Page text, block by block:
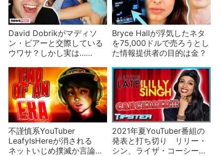
David Dobrikがマディソ
ン・ビアーと交際している
ウワサ？しかし実は……
Bryce Hallが浮気したネタ
を75,000ドルで売ろうとし
た情報提供者の目的は金？
不謹慎系YouTuber
LeafyIsHereが消される
ネットいじめ撲滅か言論の
2021年夏YouTuber番組の
発表と打ち切り リリー・
シン、ライザ・コーシー、